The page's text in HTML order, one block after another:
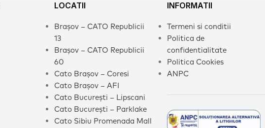
LOCATII
Brașov – CATO Republicii
13
Brașov – CATO Republicii
60
Cato Brașov – Coresi
Cato Brașov – AFI
Cato București – Lipscani
Cato București – Parklake
Cato Sibiu Promenada Mall
INFORMATII
Termeni si conditii
Politica de
confidentialitate
Politica Cookies
ANPC